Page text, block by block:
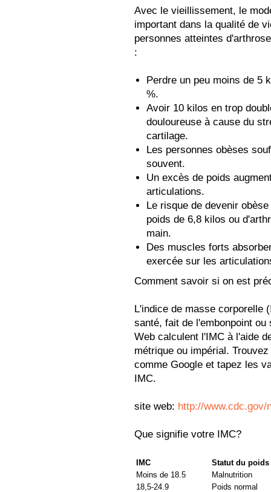
Avec le vieillissement, le
important dans la qualité de
personnes atteintes
:
Perdre un peu moins de 5
%.
Avoir 10 kilos en trop
douloureuse à cause du
cartilage.
Les personnes obèses
souvent.
Un excès de poids
articulations.
Le risque de devenir
poids de 6,8 kilos ou
main.
Des muscles forts
exercée sur les
Comment savoir si on est
L'indice de masse corporelle
santé, fait de l'embonpoint
Web calculent l'IMC à l'aide
métrique ou impérial.
comme Google et tapez les
IMC.
site web: http://www.cdc.gov/
Que signifie votre IMC?
IMC
Moins de 18.5
18,5-24.9
Statut du poids
Malnutrition
Poids normal